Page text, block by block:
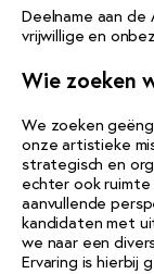
Deelname aan
vrijwillige en
Wie zoeken
We zoeken
onze artistieke
strategisch en
echter ook ruimte
aanvullende
kandidaten met
we naar een
Ervaring is hierbij